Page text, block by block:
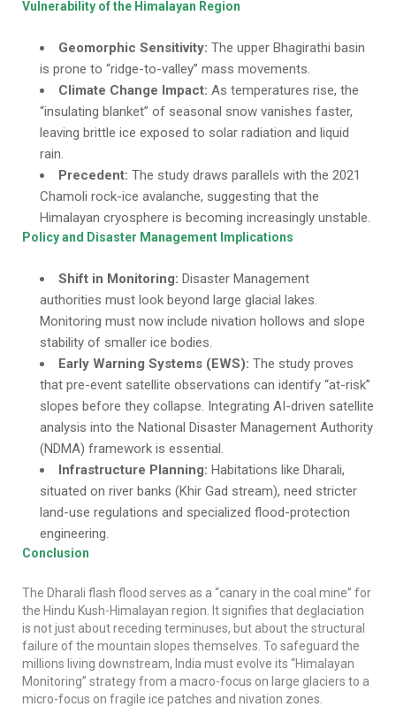
Vulnerability of the Himalayan Region
Geomorphic Sensitivity: The upper Bhagirathi basin
is prone to “ridge-to-valley” mass movements.
Climate Change Impact: As temperatures rise, the
“insulating blanket” of seasonal snow vanishes faster,
leaving brittle ice exposed to solar radiation and liquid
rain.
Precedent: The study draws parallels with the 2021
Chamoli rock-ice avalanche, suggesting that the
Himalayan cryosphere is becoming increasingly unstable.
Policy and Disaster Management Implications
Shift in Monitoring: Disaster Management
authorities must look beyond large glacial lakes.
Monitoring must now include nivation hollows and slope
stability of smaller ice bodies.
Early Warning Systems (EWS): The study proves
that pre-event satellite observations can identify “at-risk”
slopes before they collapse. Integrating AI-driven satellite
analysis into the National Disaster Management Authority
(NDMA) framework is essential.
Infrastructure Planning: Habitations like Dharali,
situated on river banks (Khir Gad stream), need stricter
land-use regulations and specialized flood-protection
engineering.
Conclusion
The Dharali flash flood serves as a “canary in the coal mine” for
the Hindu Kush-Himalayan region. It signifies that deglaciation
is not just about receding terminuses, but about the structural
failure of the mountain slopes themselves. To safeguard the
millions living downstream, India must evolve its “Himalayan
Monitoring” strategy from a macro-focus on large glaciers to a
micro-focus on fragile ice patches and nivation zones.